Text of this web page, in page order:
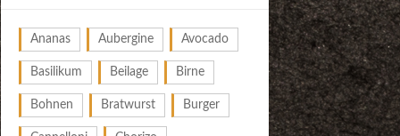
Ananas Aubergine Avocado
Basilikum Beilage Birne
Bohnen Bratwurst Burger